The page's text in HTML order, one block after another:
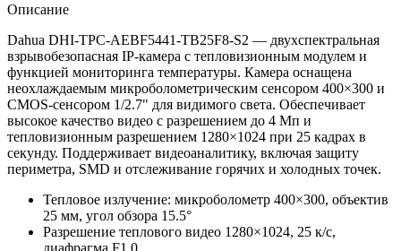
Описание
Dahua DHI-TPC-AEBF5441-TB25F8-S2 — двухспектральная
взрывобезопасная IP-камера с тепловизионным модулем и
функцией мониторинга температуры. Камера оснащена
неохлаждаемым микроболометрическим сенсором 400×300 и
CMOS-сенсором 1/2.7" для видимого света. Обеспечивает
высокое качество видео с разрешением до 4 Мп и
тепловизионным разрешением 1280×1024 при 25 кадрах в
секунду. Поддерживает видеоаналитику, включая защиту
периметра, SMD и отслеживание горячих и холодных точек.
Тепловое излучение: микроболометр 400×300, объектив
25 мм, угол обзора 15.5°
Разрешение теплового видео 1280×1024, 25 к/с,
диафрагма F1.0